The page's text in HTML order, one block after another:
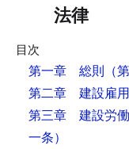
法律
目次
第一章 総則 （
第二章 建設雇
第三章 建設労
一条）